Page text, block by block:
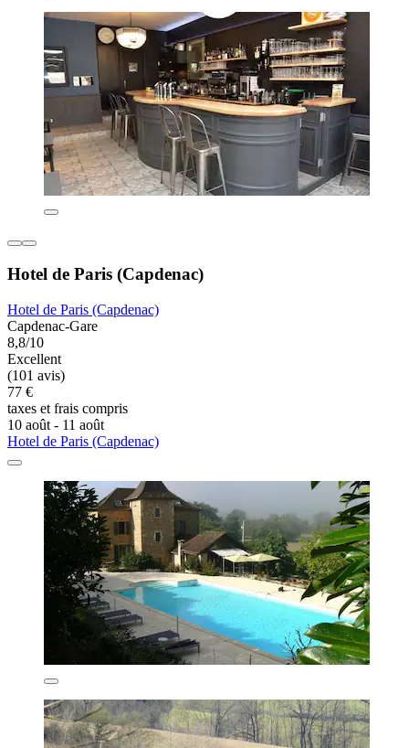
Hotel de Paris (Capdenac)
Hotel de Paris (Capdenac)
Capdenac-Gare
8,8/10
Excellent
(101 avis)
77 €
taxes et frais compris
10 août - 11 août
Hotel de Paris (Capdenac)